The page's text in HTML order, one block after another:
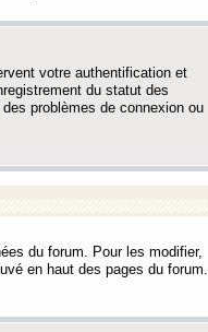
votre authentification et
du statut des
problèmes de connexion ou
du forum. Pour les modifier,
en haut des pages du forum.